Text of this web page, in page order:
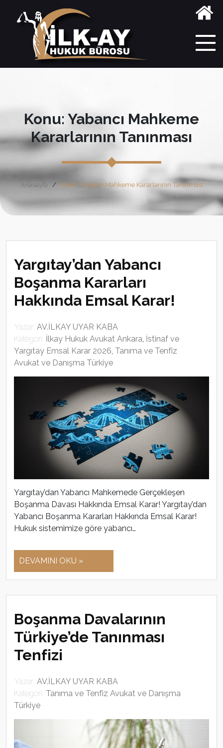
Konu: Yabancı Mahkeme
Kararlarının Tanınması
Anasayfa Etiket: Yabancı Mahkeme Kararlarının Tanınması
Yargıtay’dan Yabancı
Boşanma Kararları
Hakkında Emsal Karar!
Yazar: AV.İLKAY UYAR KABA
Kategori: İlkay Hukuk Avukat Ankara, İstinaf ve
Yargıtay Emsal Karar 2026, Tanıma ve Tenfiz
Avukat ve Danışma Türkiye
Yargıtay’dan Yabancı Mahkemede Gerçekleşen
Boşanma Davası Hakkında Emsal Karar! Yargıtay’dan
Yabancı Boşanma Kararları Hakkında Emsal Karar!
Hukuk sistemimize göre yabancı…
DEVAMINI OKU »
Boşanma Davalarının
Türkiye’de Tanınması
Tenfizi
Yazar: AV.İLKAY UYAR KABA
Kategori: Tanıma ve Tenfiz Avukat ve Danışma
Türkiye